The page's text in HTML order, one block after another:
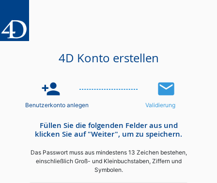
4D Konto erstellen
person_add email
Benutzerkonto anlegen Validierung
Füllen Sie die folgenden Felder aus und
klicken Sie auf "Weiter", um zu speichern.
Das Passwort muss aus mindestens 13 Zeichen bestehen,
einschließlich Groß- und Kleinbuchstaben, Ziffern und
Symbolen.